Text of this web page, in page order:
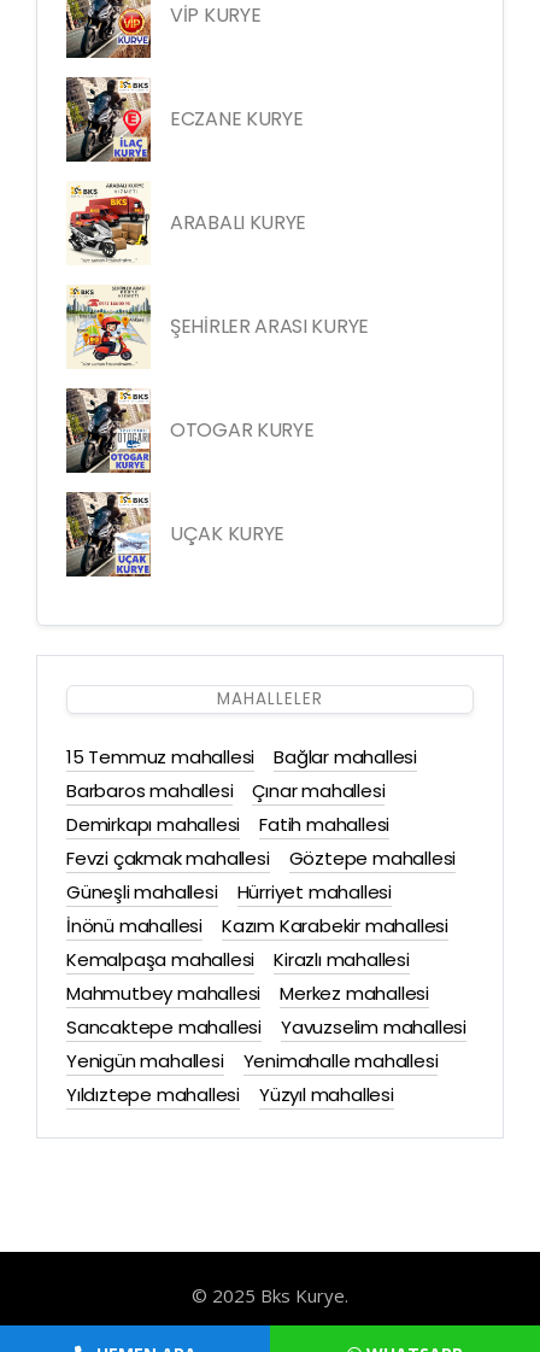
VİP KURYE
ECZANE KURYE
ARABALI KURYE
ŞEHİRLER ARASI KURYE
OTOGAR KURYE
UÇAK KURYE
MAHALLELER
15 Temmuz mahallesi
Bağlar mahallesi
Barbaros mahallesi
Çınar mahallesi
Demirkapı mahallesi
Fatih mahallesi
Fevzi çakmak mahallesi
Göztepe mahallesi
Güneşli mahallesi
Hürriyet mahallesi
İnönü mahallesi
Kazım Karabekir mahallesi
Kemalpaşa mahallesi
Kirazlı mahallesi
Mahmutbey mahallesi
Merkez mahallesi
Sancaktepe mahallesi
Yavuzselim mahallesi
Yenigün mahallesi
Yenimahalle mahallesi
Yıldıztepe mahallesi
Yüzyıl mahallesi
© 2025 Bks Kurye.